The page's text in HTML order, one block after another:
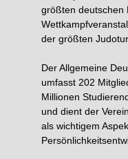
größten deutschen
der größten
Der Allgemeine
umfasst 202
Millionen
und dient der
als wichtigem